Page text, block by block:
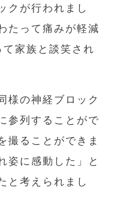
クが行われまし
たって痛みが軽減
家族と談笑され
様の神経ブロック
参列することがで
撮ることができま
姿に感動した」と
と考えられまし